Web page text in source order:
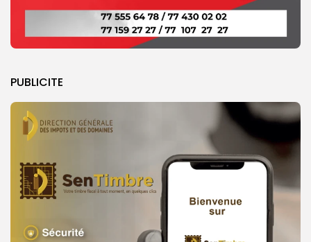
PUBLICITE